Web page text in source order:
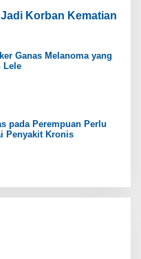
Korban Kematian
Ganas Melanoma yang
Lele
pada Perempuan Perlu
Penyakit Kronis